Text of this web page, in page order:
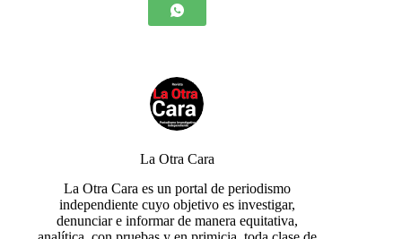
La Otra Cara
La Otra Cara es un portal de periodismo
independiente cuyo objetivo es investigar,
denunciar e informar de manera equitativa,